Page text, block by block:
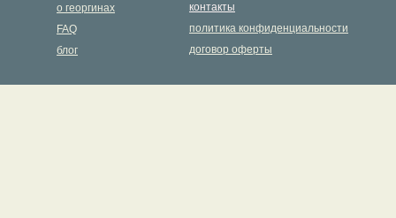
о георгинах
FAQ
блог
контакты
политика конфиденциальности
договор оферты